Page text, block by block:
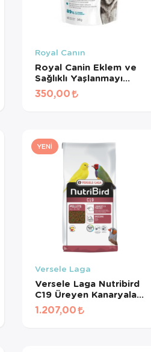
Royal Canın
Royal Canin Eklem ve
Sağlıklı Yaşlanmayı
Destekleyen
Tamamlayıcı Yetişkin
350,00
YENI
Versele Laga
Versele Laga Nutribird
C19 Üreyen Kanaryalar
Ve Finçler İçin Meyveli
1.207,00